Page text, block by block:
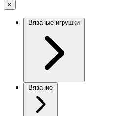
×
Вязаные игрушки
Вязание